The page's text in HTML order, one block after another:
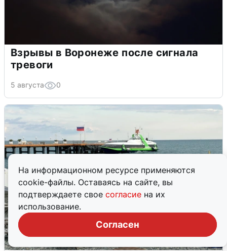
На информационном ресурсе применяются
cookie-файлы. Оставаясь на сайте, вы
подтверждаете свое согласие на их
использование.
Согласен
Взрывы в Воронеже после сигнала
тревоги
5 августа 0